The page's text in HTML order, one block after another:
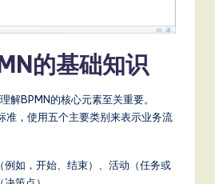
的基础知识
解BPMN的核心元素至关重要。
准，使用五个主要类别来表示业务流
例如，开始、结束）、活动（任务或